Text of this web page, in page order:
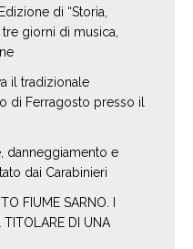
di “Storia,
tre giorni di musica,
il tradizionale
di Ferragosto presso il
danneggiamento e
dai Carabinieri
FIUME SARNO. I
TITOLARE DI UNA